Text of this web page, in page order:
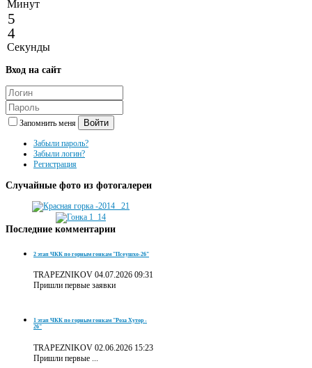
Минут
5
4
Секунды
Вход на сайт
Запомнить меня Войти
Забыли пароль?
Забыли логин?
Регистрация
Случайные фото из фотогалереи
Последние комментарии
2 этап ЧКК по горным гонкам "Псеушхо-26"
TRAPEZNIKOV 04.07.2026 09:31
Пришли первые заявки
1 этап ЧКК по горным гонкам "Роза Хутор -
26"
TRAPEZNIKOV 02.06.2026 15:23
Пришли первые ...